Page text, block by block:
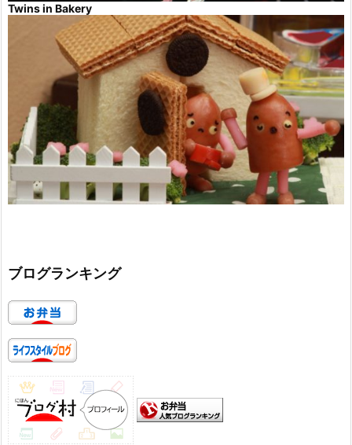
Twins in Bakery
ブログランキング